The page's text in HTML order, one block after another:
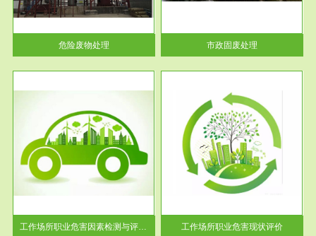
危险废物处理
废物处理业务包括市政废物的处
理处...
市政固废处理
工作场所职业危害因素检测与评价...
服务范围
工作场所职业危害现状评价
【现状评价意义】：具体因素---
-通过质谱分析等多种手段明确
工作场...
工作场所职业危害现状评价